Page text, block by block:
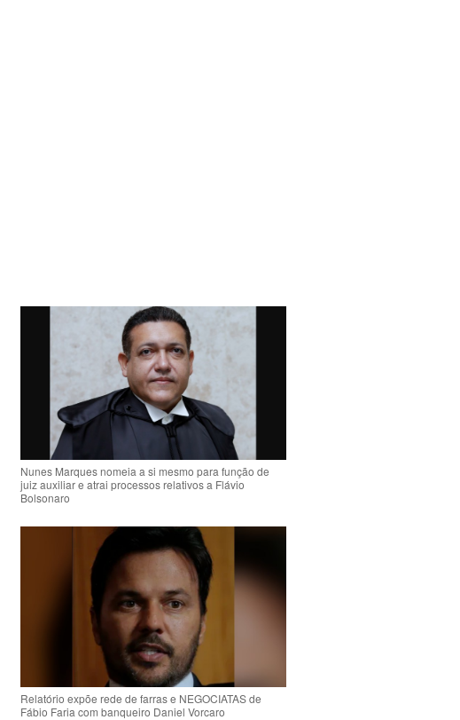
Nunes Marques nomeia a si mesmo para função de
juiz auxiliar e atrai processos relativos a Flávio
Bolsonaro
Relatório expõe rede de farras e NEGOCIATAS de
Fábio Faria com banqueiro Daniel Vorcaro